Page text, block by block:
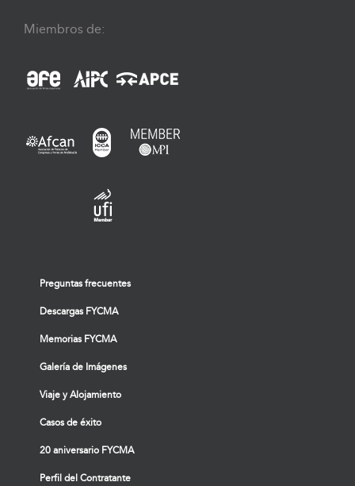
Miembros de:
Preguntas frecuentes
Descargas FYCMA
Memorias FYCMA
Galería de Imágenes
Viaje y Alojamiento
Casos de éxito
20 aniversario FYCMA
Perfil del Contratante